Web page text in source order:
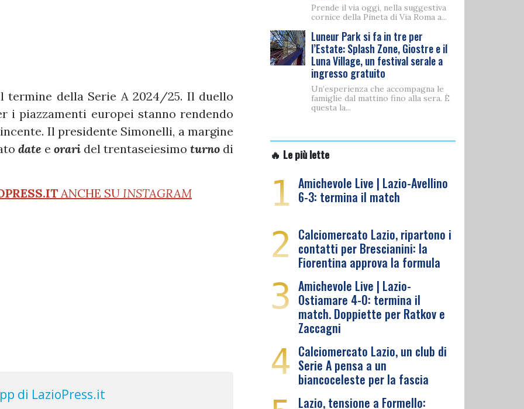
termine della Serie A 2024/25. Il duello
i piazzamenti europei stanno rendendo
Il presidente Simonelli, a margine
date e oraridel trentaseiesimo turnodi
ANCHE SU INSTAGRAM
Prende il via oggi, nella suggestiva
cornice della Pineta di Via Roma a...
Luneur Park si fa in tre per
l’Estate: Splash Zone, Giostre e il
Luna Village, un festival serale a
ingresso gratuito
Un’esperienza che accompagna le
famiglie dal mattino fino alla sera. È
questa la...
🔥 Le più lette
1 Amichevole Live | Lazio-Avellino
6-3: termina il match
2 Calciomercato Lazio, ripartono i
contatti per Brescianini: la
Fiorentina approva la formula
3 Amichevole Live | Lazio-
Ostiamare 4-0: termina il
match. Doppiette per Ratkov e
Zaccagni
4 Calciomercato Lazio, un club di
Serie A pensa a un
biancoceleste per la fascia
Lazio, tensione a Formello: